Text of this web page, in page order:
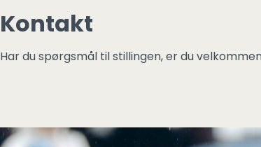
Kontakt
Har du spørgsmål til stillingen, er du